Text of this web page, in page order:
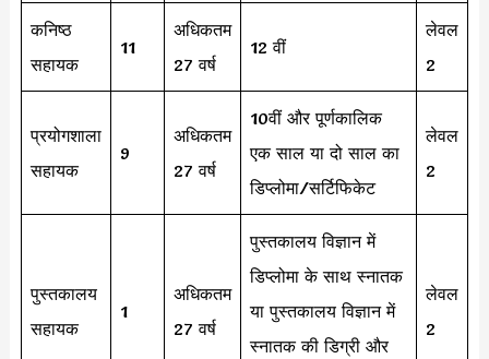
कनिष्ठ
सहायक
11
अधिकतम
27 वर्ष
12 वीं
लेवल
2
प्रयोगशाला
सहायक
9
अधिकतम
27 वर्ष
10वीं और पूर्णकालिक
एक साल या दो साल का
डिप्लोमा/सर्टिफिकेट
लेवल
2
पुस्तकालय
सहायक
1
अधिकतम
27 वर्ष
पुस्तकालय विज्ञान में
डिप्लोमा के साथ स्नातक
या पुस्तकालय विज्ञान में
स्नातक की डिग्री और
लेवल
2